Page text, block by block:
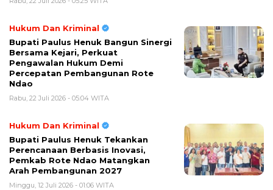
Hukum Dan Kriminal
Bupati Paulus Henuk Bangun Sinergi
Bersama Kejari, Perkuat
Pengawalan Hukum Demi
Percepatan Pembangunan Rote
Ndao
Rabu, 22 Juli 2026 - 05:04 WITA
Hukum Dan Kriminal
Bupati Paulus Henuk Tekankan
Perencanaan Berbasis Inovasi,
Pemkab Rote Ndao Matangkan
Arah Pembangunan 2027
Minggu, 12 Juli 2026 - 01:06 WITA